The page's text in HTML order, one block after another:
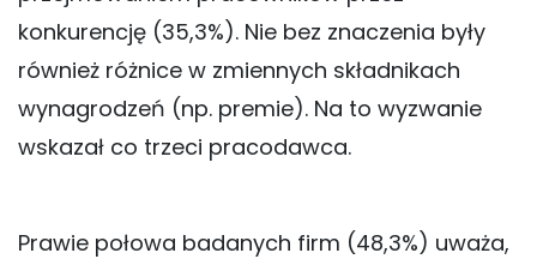
konkurencję (35,3%). Nie bez znaczenia były
również różnice w zmiennych składnikach
wynagrodzeń (np. premie). Na to wyzwanie
wskazał co trzeci pracodawca.
Prawie połowa badanych firm (48,3%) uważa,